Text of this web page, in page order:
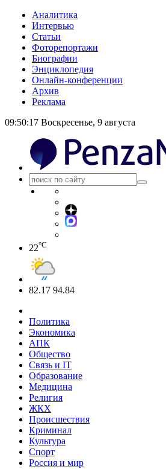
Аналитика
Интервью
Статьи
Фоторепортажи
Биографии
Энциклопедия
Онлайн-конференции
Архив
Реклама
09:50:18 Воскресенье, 9 августа
22°C
82.17 94.84
Политика
Экономика
АПК
Общество
Связь и IT
Образование
Медицина
Религия
ЖКХ
Происшествия
Криминал
Культура
Спорт
Россия и мир